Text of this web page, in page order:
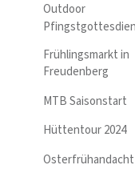
Outdoor
Frühlingsmarkt in
Freudenberg
MTB Saisonstart
Hüttentour 2024
Osterfrühandacht